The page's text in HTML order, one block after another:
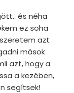
és néha
ez soha
azt
mások
azt, hogy a
a kezében,
segítsek!